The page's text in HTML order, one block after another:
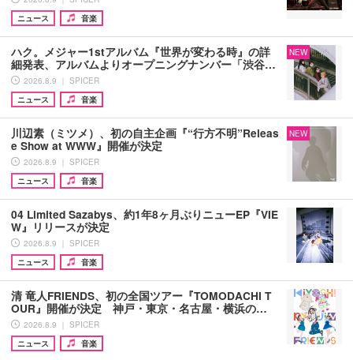
ニュース
音楽
ハク。メジャー1stアルバム『世界が変わる時』の詳
細発表、アルバムよりオープニングナンバー「渋谷…
2026.8.9 ｜ SPICER
ニュース
音楽
NEW
川辺素（ミツメ）、初の自主企画『“行方不明”Releas
e Show at WWW』開催が決定
2026.8.9 ｜ SPICER
ニュース
音楽
NEW
04 Limited Sazabys、約1年8ヶ月ぶりニューEP『VIE
W』リリースが決定
2026.8.9 ｜ SPICER
ニュース
音楽
清 竜人FRIENDS、初の全国ツアー『TOMODACHI T
OUR』開催が決定 神戸・東京・名古屋・横浜の…
2026.8.9 ｜ SPICER
ニュース
音楽